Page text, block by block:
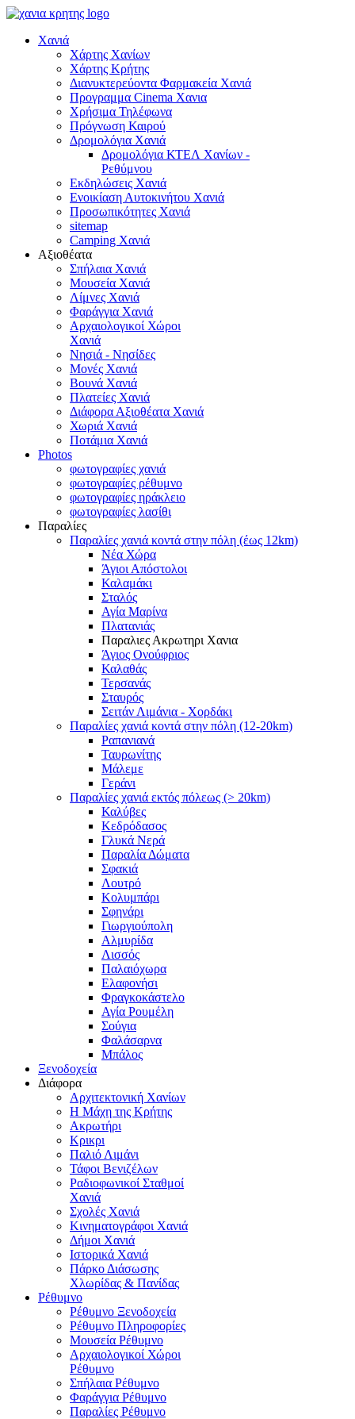
Χανιά
Χάρτης Χανίων
Χάρτης Κρήτης
Διανυκτερεύοντα Φαρμακεία Χανιά
Προγραμμα Cinema Χανια
Χρήσιμα Τηλέφωνα
Πρόγνωση Καιρού
Δρομολόγια Χανιά
Δρομολόγια ΚΤΕΛ Χανίων -
Ρεθύμνου
Εκδηλώσεις Χανιά
Ενοικίαση Αυτοκινήτου Χανιά
Προσωπικότητες Χανιά
sitemap
Camping Χανιά
Αξιοθέατα
Σπήλαια Χανιά
Μουσεία Χανιά
Λίμνες Χανιά
Φαράγγια Χανιά
Αρχαιολογικοί Χώροι
Χανιά
Νησιά - Νησίδες
Μονές Χανιά
Βουνά Χανιά
Πλατείες Χανιά
Διάφορα Αξιοθέατα Χανιά
Χωριά Χανιά
Ποτάμια Χανιά
Photos
φωτογραφίες χανιά
φωτογραφίες ρέθυμνο
φωτογραφίες ηράκλειο
φωτογραφίες λασίθι
Παραλίες
Παραλίες χανιά κοντά στην πόλη (έως 12km)
Νέα Χώρα
Άγιοι Απόστολοι
Καλαμάκι
Σταλός
Αγία Μαρίνα
Πλατανιάς
Παραλιες Ακρωτηρι Χανια
Άγιος Ονούφριος
Καλαθάς
Τερσανάς
Σταυρός
Σειτάν Λιμάνια - Χορδάκι
Παραλίες χανιά κοντά στην πόλη (12-20km)
Ραπανιανά
Ταυρωνίτης
Μάλεμε
Γεράνι
Παραλίες χανιά εκτός πόλεως (> 20km)
Καλύβες
Κεδρόδασος
Γλυκά Νερά
Παραλία Δώματα
Σφακιά
Λουτρό
Κολυμπάρι
Σφηνάρι
Γιωργιούπολη
Αλμυρίδα
Λισσός
Παλαιόχωρα
Ελαφονήσι
Φραγκοκάστελο
Αγία Ρουμέλη
Σούγια
Φαλάσαρνα
Μπάλος
Ξενοδοχεία
Διάφορα
Αρχιτεκτονική Χανίων
Η Μάχη της Κρήτης
Ακρωτήρι
Κρικρι
Παλιό Λιμάνι
Τάφοι Βενιζέλων
Ραδιοφωνικοί Σταθμοί
Χανιά
Σχολές Χανιά
Κινηματογράφοι Χανιά
Δήμοι Χανιά
Ιστορικά Χανιά
Πάρκο Διάσωσης
Χλωρίδας & Πανίδας
Ρέθυμνο
Ρέθυμνο Ξενοδοχεία
Ρέθυμνο Πληροφορίες
Μουσεία Ρέθυμνο
Αρχαιολογικοί Χώροι
Ρέθυμνο
Σπήλαια Ρέθυμνο
Φαράγγια Ρέθυμνο
Παραλίες Ρέθυμνο